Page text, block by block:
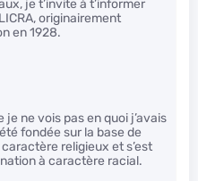
je t’invite à t’informer
originairement
en 1928.
je ne vois pas en quoi j’avais
fondée sur la base de
religieux et s’est
à caractère racial.